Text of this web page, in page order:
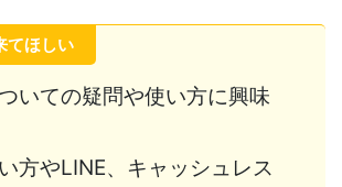
てほしい
いての疑問や使い方に興味
方やLINE、キャッシュレス